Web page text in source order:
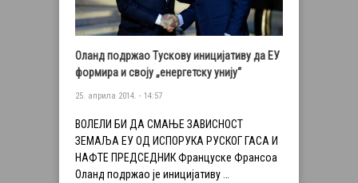
Оланд подржао Тускову иницијативу да ЕУ
формира и своју „енергетску унију“
25. априла 2014. - 14:57
ВОЛЕЛИ БИ ДА СМАЊЕ ЗАВИСНОСТ
ЗЕМАЉА ЕУ ОД ИСПОРУКА РУСКОГ ГАСА И
НАФТЕ ПРЕДСЕДНИК Француске Франсоа
Оланд подржао је иницијативу …